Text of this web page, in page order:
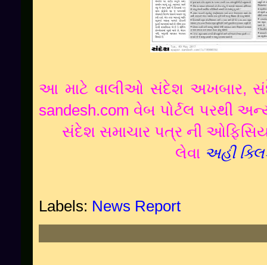
આ માટે વાલીઓ સંદેશ અખબાર,
sandesh.com વેબ પોર્ટલ પરથી
સંદેશ સમાચાર પત્ર ની
લેવા અહી
Labels: News Report